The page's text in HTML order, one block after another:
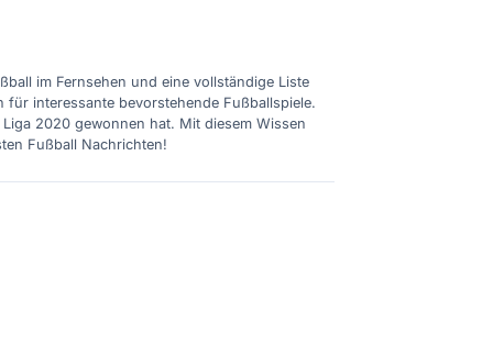
im Fernsehen und eine vollständige Liste
interessante bevorstehende Fußballspiele.
2020 gewonnen hat. Mit diesem Wissen
Fußball Nachrichten!